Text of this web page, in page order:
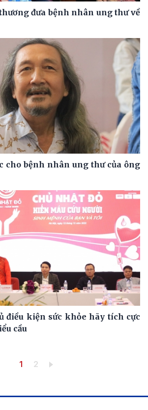
đưa bệnh nhân ung thư về
cho bệnh nhân ung thư của ông
điều kiện sức khỏe hãy tích cực
cầu
Trang hiện thời
1 Trang
2